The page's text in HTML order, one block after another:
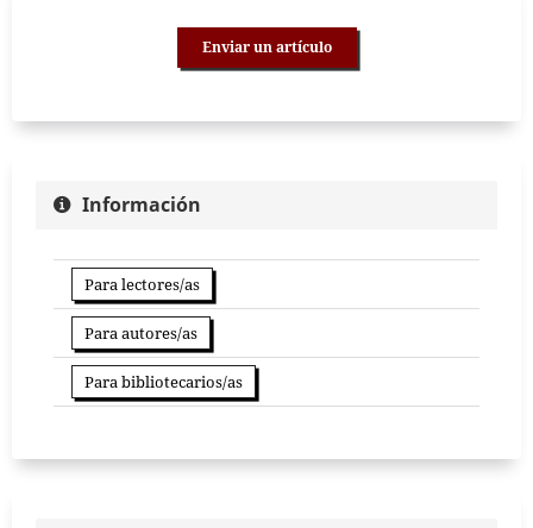
Enviar un artículo
Información
Para lectores/as
Para autores/as
Para bibliotecarios/as